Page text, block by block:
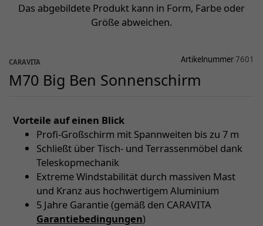
Das abgebildete Produkt kann in Form, Farbe oder
Größe abweichen.
CARAVITA Artikelnummer7601
M70 Big Ben Sonnenschirm
Vorteile auf einen Blick
Profi-Großschirm mit Spannweiten bis zu 7 m
Schließt über Tisch- und Terrassenmöbel dank
Teleskopmechanik
Extreme Windstabilität durch massiven Mast
und Kranz aus hochwertigem Aluminium
5 Jahre Garantie (gemäß den CARAVITA
Garantiebedingungen)